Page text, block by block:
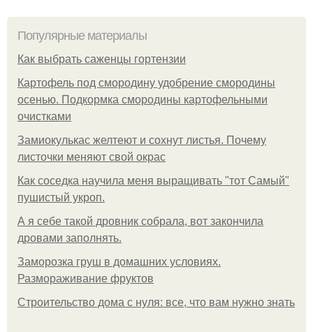
Популярные материалы
Как выбрать саженцы гортензии
Картофель под смородину удобрение смородины
осенью. Подкормка смородины картофельными
очистками
Замиокулькас желтеют и сохнут листья. Почему
листочки меняют свой окрас
Как соседка научила меня выращивать "тот Самый"
пушистый укроп.
А я себе такой дровник собрала, вот закончила
дровами заполнять.
Заморозка груш в домашних условиях.
Размораживание фруктов
Строительство дома с нуля: все, что вам нужно знать